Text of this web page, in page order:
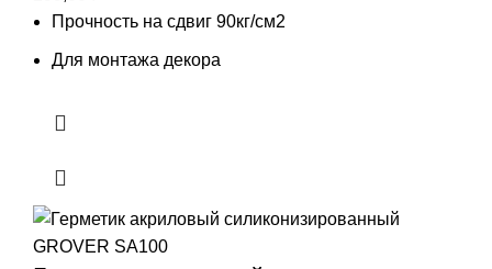
Прочность на сдвиг 90кг/см2
Для монтажа декора